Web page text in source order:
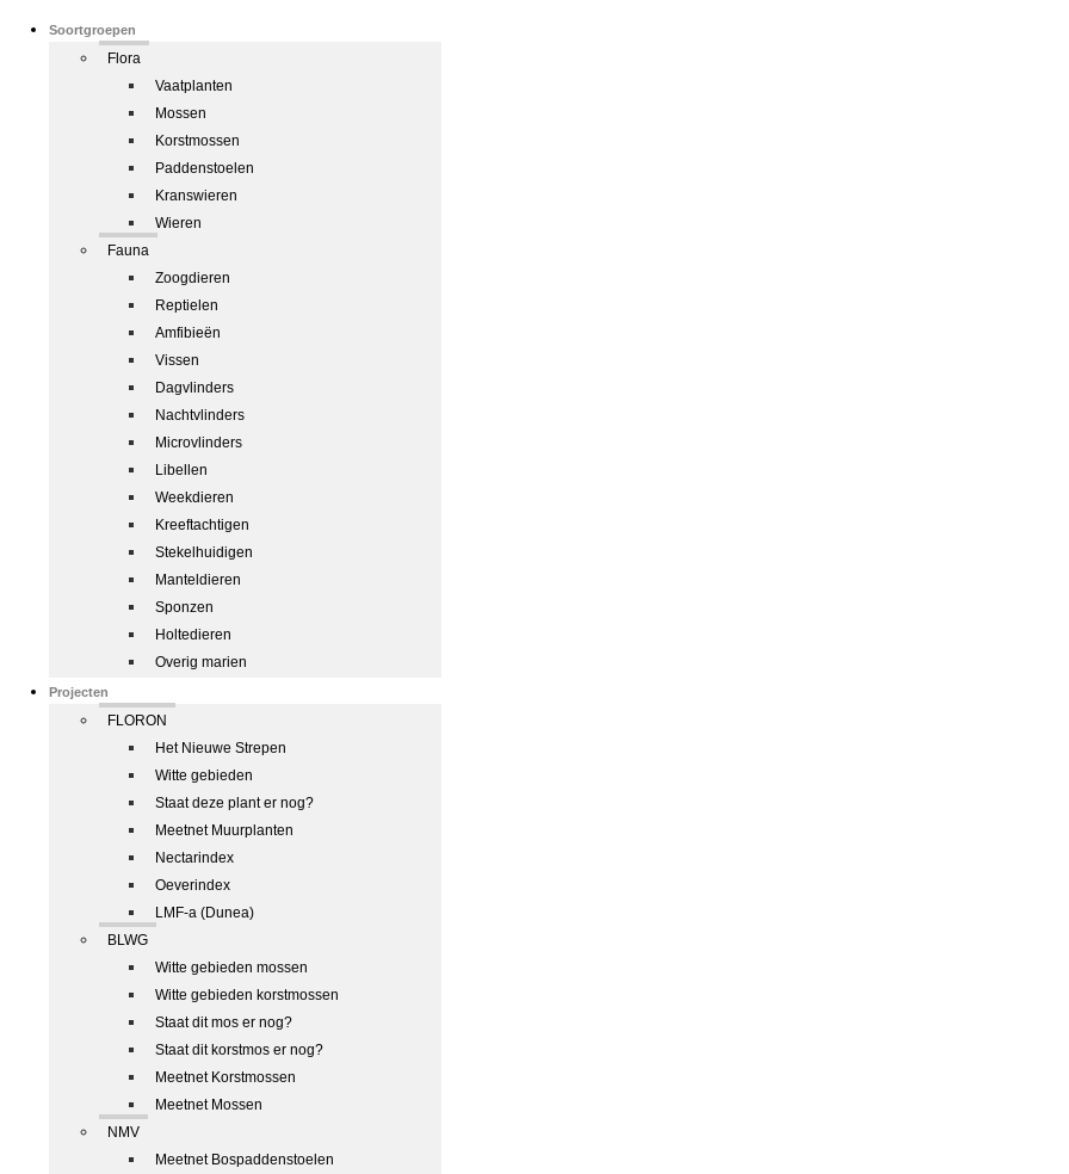
Soortgroepen
Flora
Vaatplanten
Mossen
Korstmossen
Paddenstoelen
Kranswieren
Wieren
Fauna
Zoogdieren
Reptielen
Amfibieën
Vissen
Dagvlinders
Nachtvlinders
Microvlinders
Libellen
Weekdieren
Kreeftachtigen
Stekelhuidigen
Manteldieren
Sponzen
Holtedieren
Overig marien
Projecten
FLORON
Het Nieuwe Strepen
Witte gebieden
Staat deze plant er nog?
Meetnet Muurplanten
Nectarindex
Oeverindex
LMF-a (Dunea)
BLWG
Witte gebieden mossen
Witte gebieden korstmossen
Staat dit mos er nog?
Staat dit korstmos er nog?
Meetnet Korstmossen
Meetnet Mossen
NMV
Meetnet Bospaddenstoelen